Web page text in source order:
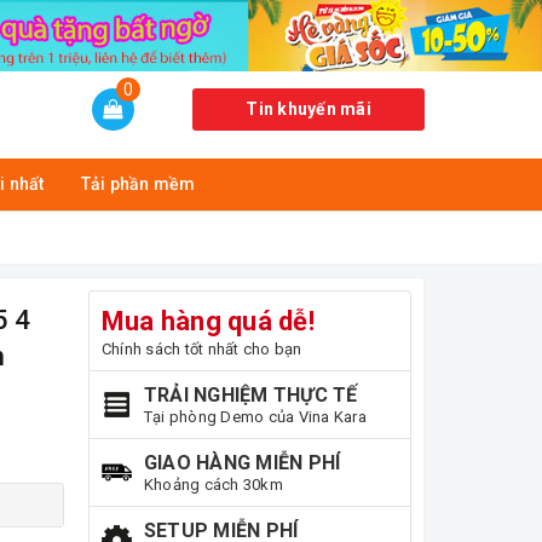
0
Tin khuyến mãi
nhất Tải phần mềm
4
Mua hàng quá dễ!
Chính sách tốt nhất cho bạn
TRẢI NGHIỆM THỰC TẾ
Tại phòng Demo của Vina Kara
GIAO HÀNG MIỄN PHÍ
Khoảng cách 30km
SETUP MIỄN PHÍ